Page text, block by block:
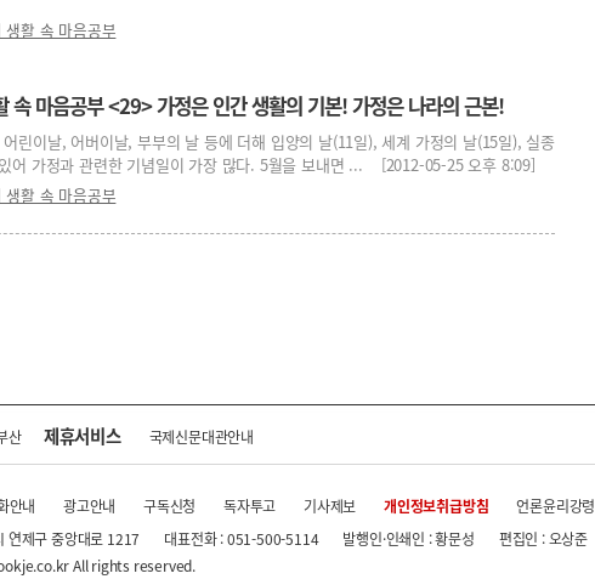
생활 속 마음공부
속 마음공부 <29> 가정은 인간 생활의 기본! 가정은 나라의 근본!
린이날, 어버이날, 부부의 날 등에 더해 입양의 날(11일), 세계 가정의 날(15일), 실종
어 가정과 관련한 기념일이 가장 많다. 5월을 보내면 ... [2012-05-25 오후 8:09]
생활 속 마음공부
산 제휴서비스 국제신문대관안내
안내 광고안내 구독신청 독자투고 기사제보 개인정보취급방침 언론윤리강령
연제구 중앙대로 1217
대표전화 : 051-500-5114 발행인·인쇄인 : 황문성
편집인 : 오상준
All rights reserved.